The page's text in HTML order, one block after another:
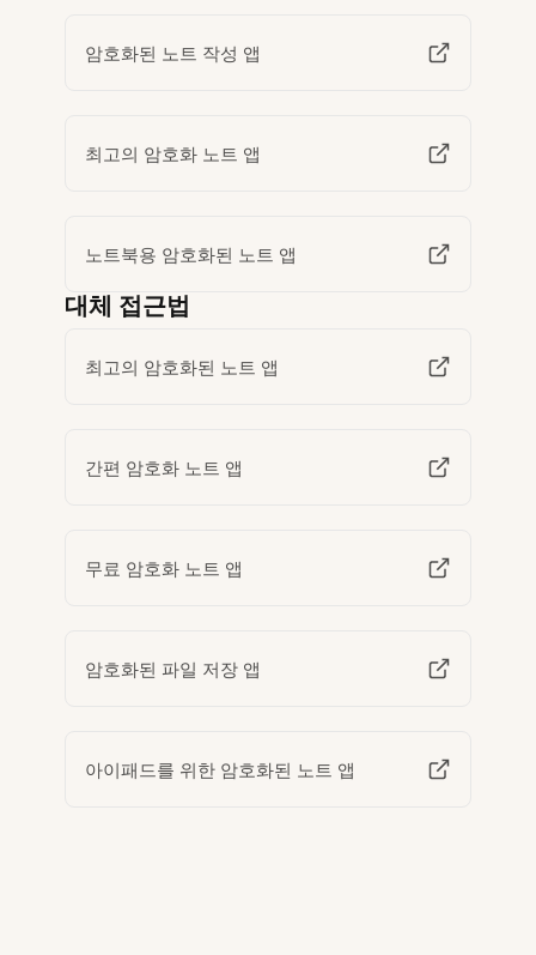
암호화된 노트 작성 앱
최고의 암호화 노트 앱
노트북용 암호화된 노트 앱
대체 접근법
최고의 암호화된 노트 앱
간편 암호화 노트 앱
무료 암호화 노트 앱
암호화된 파일 저장 앱
아이패드를 위한 암호화된 노트 앱